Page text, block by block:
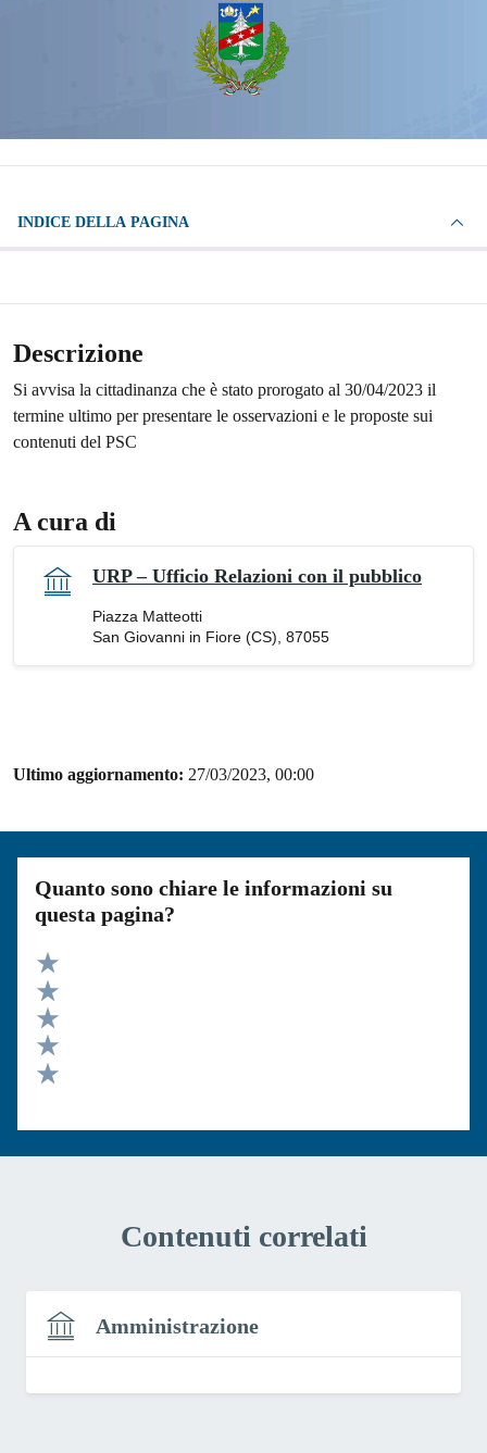
INDICE DELLA PAGINA
Descrizione
Si avvisa la cittadinanza che è stato prorogato al 30/04/2023 il
termine ultimo per presentare le osservazioni e le proposte sui
contenuti del PSC
A cura di
URP – Ufficio Relazioni con il pubblico
Piazza Matteotti
San Giovanni in Fiore (CS), 87055
Ultimo aggiornamento: 27/03/2023, 00:00
Quanto sono chiare le informazioni su
questa pagina?
Valuta 5 stelle su 5
Valuta 4 stelle su 5
Valuta 3 stelle su 5
Valuta 2 stelle su 5
Contenuti correlati
Amministrazione